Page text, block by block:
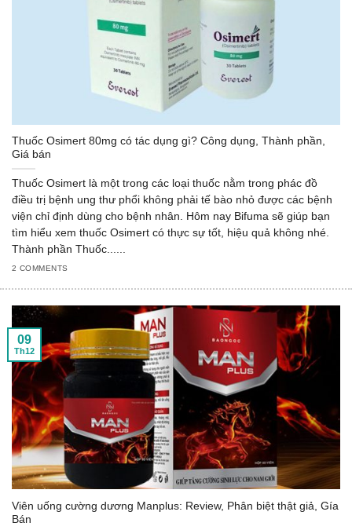
Thuốc Osimert 80mg có tác dụng gì? Công dụng, Thành phần,
Giá bán
Thuốc Osimert là một trong các loại thuốc nằm trong phác đồ
điều trị bệnh ung thư phổi không phải tế bào nhỏ được các bệnh
viện chỉ định dùng cho bệnh nhân. Hôm nay Bifuma sẽ giúp bạn
tìm hiểu xem thuốc Osimert có thực sự tốt, hiệu quả không nhé.
Thành phần Thuốc......
2 COMMENTS
Viên uống cường dương Manplus: Review, Phân biệt thật giả, Gía
Bán
09
Th12